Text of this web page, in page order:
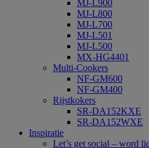
MJ-L900
MJ-L800
MJ-L700
MJ-L501
MJ-L500
MX-HG4401
Multi-Cookers
NF-GM600
NF-GM400
Rijstkokers
SR-DA152KXE
SR-DA152WXE
Inspiratie
Let’s get social – word